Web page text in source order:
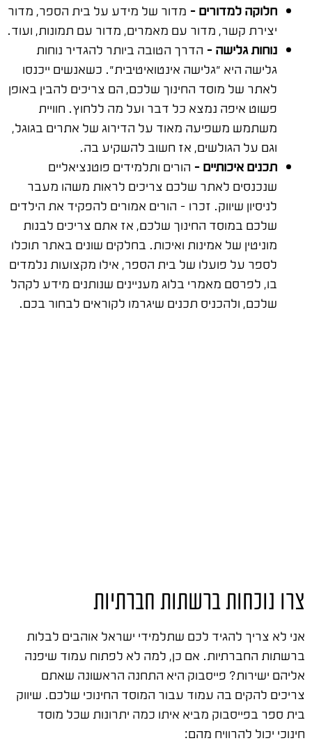
חלוקה למדורים – מדור של מידע על בית הספר, מדור
יצירת קשר, מדור עם מאמרים, מדור עם תמונות, ועוד.
נוחות גלישה – הדרך הטובה ביותר להגדיר נוחות
גלישה היא "גלישה אינטואיטיבית". כשאנשים ייכנסו
לאתר של מוסד החינוך שלכם, הם צריכים להבין באופן
פשוט איפה נמצא כל דבר ועל מה ללחוץ. חוויית
משתמש משפיעה מאוד על הדירוג של אתרים בגוגל,
וגם על הגולשים, אז חשוב להשקיע בה.
תכנים איכותיים – הורים ותלמידים פוטנציאליים
שנכנסים לאתר שלכם צריכים לראות משהו מעבר
לניסיון שיווק. זכרו – הורים אמורים להפקיד את הילדים
שלכם במוסד החינוך שלכם, אז אתם צריכים לבנות
מוניטין של אמינות ואיכות. בחלקים שונים באתר תוכלו
לספר על פועלו של בית הספר, אילו מקצועות נלמדים
בו, לפרסם מאמרי בלוג מעניינים שנותנים מידע לקהל
שלכם, ולהכניס תכנים שיגרמו לקוראים לבחור בכם.
צרו נוכחות ברשתות חברתיות
אני לא צריך להגיד לכם שתלמידי ישראל אוהבים לבלות
ברשתות החברתיות. אם כן, למה לא לפתוח עמוד שיפנה
אליהם ישירות? פייסבוק היא התחנה הראשונה שאתם
צריכים להקים בה עמוד עבור המוסד החינוכי שלכם. שיווק
בית ספר בפייסבוק מביא איתו כמה יתרונות שכל מוסד
חינוכי יכול להרוויח מהם: